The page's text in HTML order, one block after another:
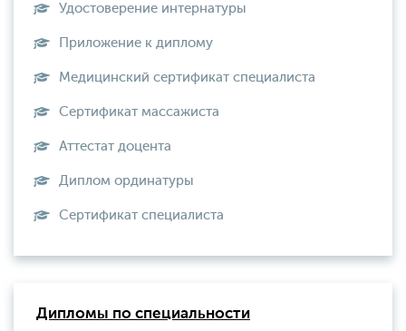
Удостоверение интернатуры
Приложение к диплому
Медицинский сертификат специалиста
Сертификат массажиста
Аттестат доцента
Диплом ординатуры
Сертификат специалиста
Дипломы по специальности